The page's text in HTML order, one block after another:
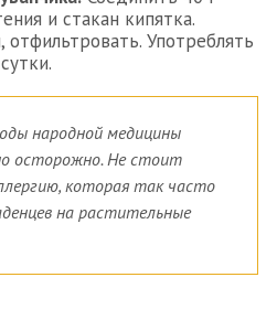
и стакан кипятка.
отфильтровать. Употреблять
народной медицины
осторожно. Не стоит
которая так часто
на растительные